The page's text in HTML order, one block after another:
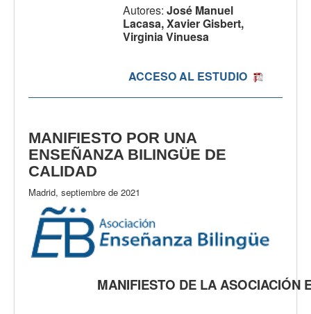
Autores: José Manuel
Lacasa, Xavier Gisbert,
Virginia Vinuesa
ACCESO AL ESTUDIO
MANIFIESTO POR UNA
ENSEÑANZA BILINGÜE DE
CALIDAD
Madrid, septiembre de 2021
MANIFIESTO DE LA ASOCIACIÓN